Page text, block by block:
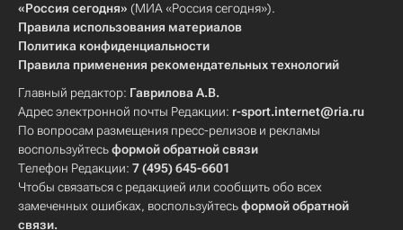
«Россия сегодня» (МИА «Россия сегодня»).
Правила использования материалов
Политика конфиденциальности
Правила применения рекомендательных технологий
Главный редактор: Гаврилова А.В.
Адрес электронной почты Редакции: r-sport.internet@ria.ru
По вопросам размещения пресс-релизов и рекламы
воспользуйтесьформой обратной связи
Телефон Редакции: 7 (495) 645-6601
Чтобы связаться с редакцией или сообщить обо всех
замеченных ошибках, воспользуйтесьформой обратной
связи.